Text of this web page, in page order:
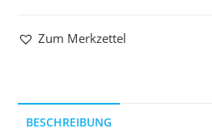
Zum Merkzettel
BESCHREIBUNG